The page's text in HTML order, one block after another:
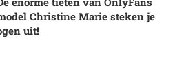
Christine Marie steken je
uit!